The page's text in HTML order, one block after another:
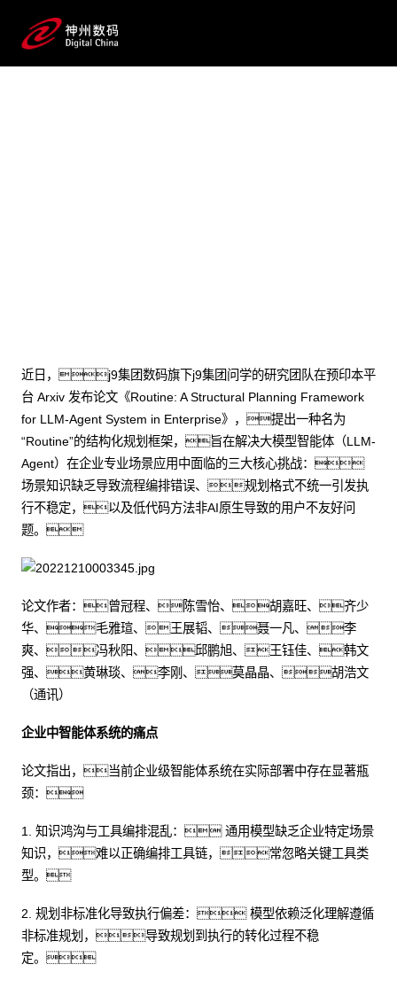
近日，j9集团数码旗下j9集团问学的研究团队在预印本平
台 Arxiv 发布论文《Routine: A Structural Planning Framework
for LLM-Agent System in Enterprise》，提出一种名为
“Routine”的结构化规划框架，旨在解决大模型智能体（LLM-
Agent）在企业专业场景应用中面临的三大核心挑战：
场景知识缺乏导致流程编排错误、规划格式不统一引发执
行不稳定，以及低代码方法非AI原生导致的用户不友好问
题。
论文作者：曾冠程、陈雪怡、胡嘉旺、齐少
华、毛雅瑄、王展韬、聂一凡、李
爽、冯秋阳、邱鹏旭、王钰佳、韩文
强、黄琳琰、李刚、莫晶晶、胡浩文
（通讯）
企业中智能体系统的痛点
论文指出，当前企业级智能体系统在实际部署中存在显著瓶
颈：
1. 知识鸿沟与工具编排混乱： 通用模型缺乏企业特定场景
知识，难以正确编排工具链，常忽略关键工具类
型。
2. 规划非标准化导致执行偏差： 模型依赖泛化理解遵循
非标准规划，导致规划到执行的转化过程不稳
定。